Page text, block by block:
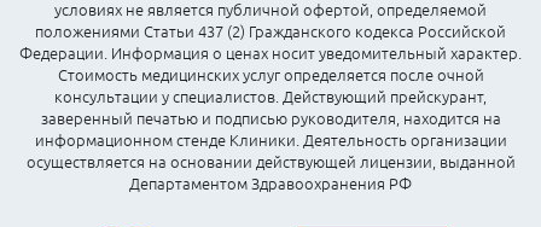
условиях не является публичной офертой, определяемой
положениями Статьи 437 (2) Гражданского кодекса Российской
Федерации. Информация о ценах носит уведомительный характер.
Стоимость медицинских услуг определяется после очной
консультации у специалистов. Действующий прейскурант,
заверенный печатью и подписью руководителя, находится на
информационном стенде Клиники. Деятельность организации
осуществляется на основании действующей лицензии, выданной
Департаментом Здравоохранения РФ